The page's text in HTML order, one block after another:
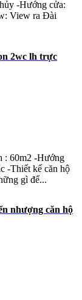
-Hướng cửa:
View ra Đài
2wc lh trực
: 60m2 -Hướng
-Thiết kế căn hộ
gì để...
nhượng căn hộ